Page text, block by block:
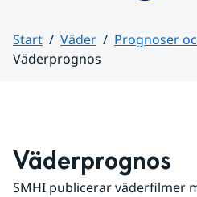
Start Väder
Prognoser
Väderprognos
Väderprognos
SMHI publicerar väderfilmer